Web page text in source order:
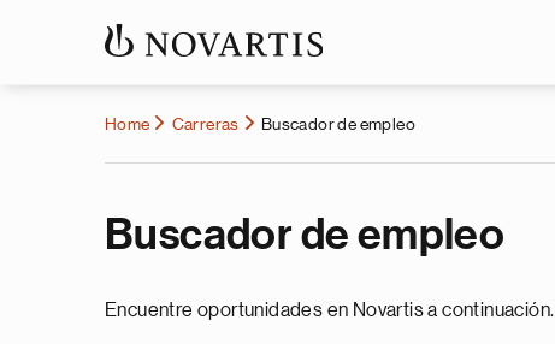
Home Carreras Buscador de empleo
Buscador de empleo
Encuentre oportunidades en Novartis a continuación.